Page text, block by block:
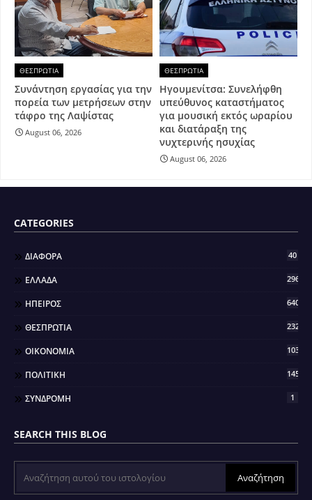
ΘΕΣΠΡΩΤΙΑ
Συνάντηση εργασίας για την
πορεία των μετρήσεων στην
τάφρο της Λαψίστας
August 06, 2026
ΘΕΣΠΡΩΤΙΑ
Ηγουμενίτσα: Συνελήφθη
υπεύθυνος καταστήματος
για μουσική εκτός ωραρίου
και διατάραξη της
νυχτερινής ησυχίας
August 06, 2026
CATEGORIES
ΔΙΑΦΟΡΑ 40
ΕΛΛΑΔΑ 296
ΗΠΕΙΡΟΣ 640
ΘΕΣΠΡΩΤΙΑ 2321
ΟΙΚΟΝΟΜΙΑ 103
ΠΟΛΙΤΙΚΗ 145
ΣΥΝΔΡΟΜΗ 1
SEARCH THIS BLOG